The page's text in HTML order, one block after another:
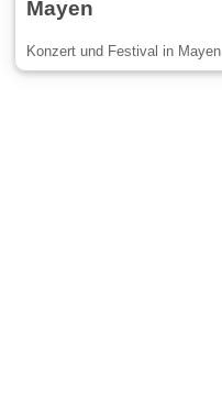
Mayen
Konzert und Festival in Mayen